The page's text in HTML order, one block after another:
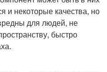
работ
и некоторые качества, но
для людей, не
быстро